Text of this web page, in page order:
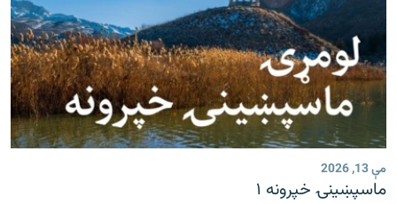
مې 13, 2026
ماسپښينۍ خپرونه ۱